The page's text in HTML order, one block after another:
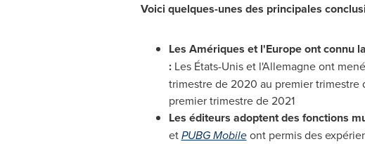
Voici quelques-unes des principales
Les Amériques et l'Europeont connu
: Les États-Unis et l'Allemagne ont
trimestre de 2020 au premier trimestre
premier trimestre de 2021
Les éditeurs adoptent des fonctions
etPUBG Mobileont permis des